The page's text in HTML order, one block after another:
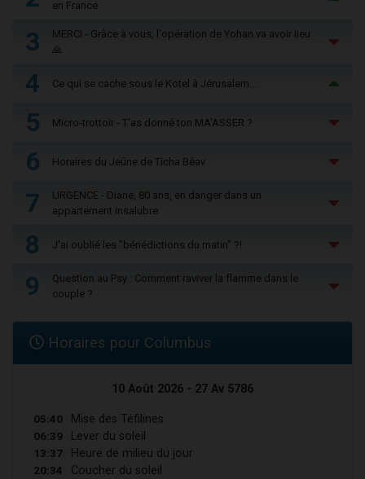
en France
3
MERCI - Grâce à vous, l'opération de Yohan va avoir lieu
🙏
4 Ce qui se cache sous le Kotel à Jérusalem...
5 Micro-trottoir - T'as donné ton MA’ASSER ?
6 Horaires du Jeûne de Ticha Béav
7
URGENCE - Diane, 80 ans, en danger dans un
appartement insalubre
8 J'ai oublié les "bénédictions du matin" ?!
9
Question au Psy : Comment raviver la flamme dans le
couple ?
Horaires pour Columbus
10 Août 2026 - 27 Av 5786
05:40 Mise des Téfilines
06:39 Lever du soleil
13:37 Heure de milieu du jour
20:34 Coucher du soleil